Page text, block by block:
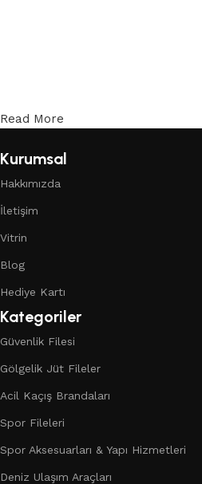
Read More
Kurumsal
Hakkımızda
İletişim
Vitrin
Blog
Hediye Kartı
Kategoriler
Güvenlik Filesi
Gölgelik Jüt Fileler
Acil Kaçış Brandaları
Spor Fileleri
Spor Aksesuarları & Yapı Hizmetleri
Deniz Ulaşım Araçları